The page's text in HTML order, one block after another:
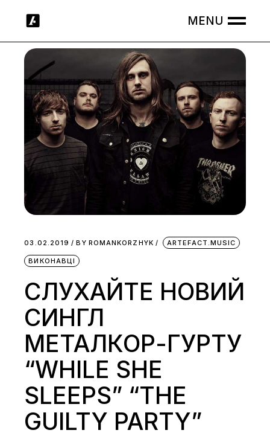
03.02.2019 BY ROMANKORZHYK ARTEFACT.MUSIC
ВИКОНАВЦІ
СЛУХАЙТЕ НОВИЙ
СИНГЛ
МЕТАЛКОР-ГУРТУ
“WHILE SHE
SLEEPS” “THE
GUILTY PARTY”